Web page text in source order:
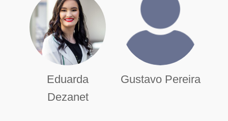
Eduarda
Dezanet
Gustavo Pereira